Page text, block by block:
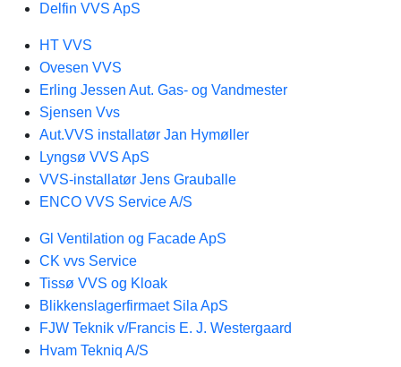
Delfin VVS ApS
HT VVS
Ovesen VVS
Erling Jessen Aut. Gas- og Vandmester
Sjensen Vvs
Aut.VVS installatør Jan Hymøller
Lyngsø VVS ApS
VVS-installatør Jens Grauballe
ENCO VVS Service A/S
Gl Ventilation og Facade ApS
CK vvs Service
Tissø VVS og Kloak
Blikkenslagerfirmaet Sila ApS
FJW Teknik v/Francis E. J. Westergaard
Hvam Tekniq A/S